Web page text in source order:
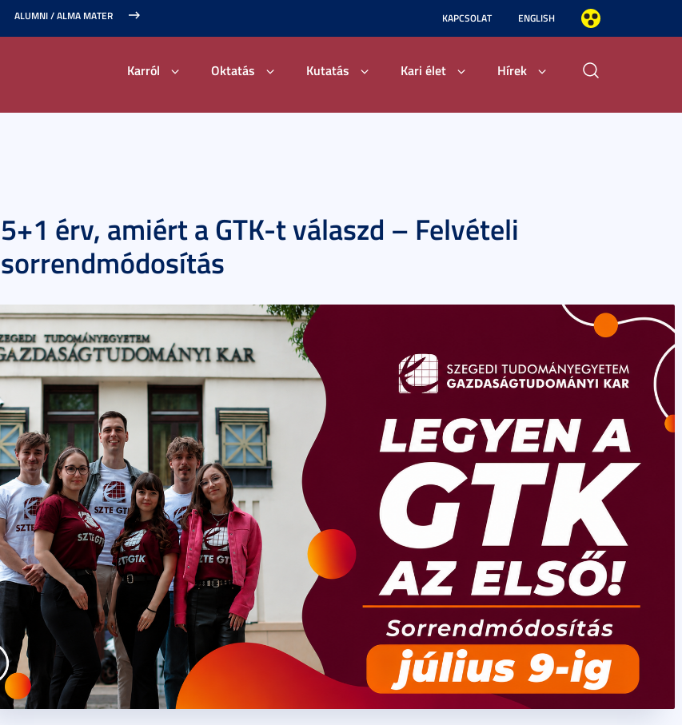
ALUMNI / ALMA MATER KAPCSOLAT ENGLISH
Karról Oktatás Kutatás Kari élet Hírek
5+1 érv, amiért a GTK-t válaszd – Felvételi
sorrendmódosítás